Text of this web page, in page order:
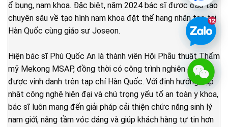
ổ bụng, nam khoa. Đặc biệt, năm 2024 bác sĩ được đào tạo
chuyên sâu về tạo hình nam khoa đặt thể hang nhân tạo tại
Hàn Quốc cùng giáo sư Joseon.
Hiện bác sĩ Phú Quốc An là thành viên Hội Phẫu thuật Thẩm
mỹ Mekong MSAP, đồng thời có công trình nghiên cứu
được vinh danh trên tạp chí Hàn Quốc. Với định hướng cập
nhật công nghệ hiện đại và chú trọng yếu tố an toàn y khoa,
bác sĩ luôn mang đến giải pháp cải thiện chức năng sinh lý
nam giới, nâng tầm vóc dáng và giúp khách hàng tự tin hơn